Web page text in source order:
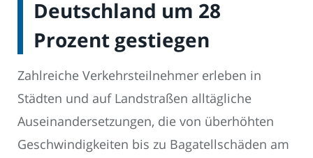
Deutschland um 28
Prozent gestiegen
Zahlreiche Verkehrsteilnehmer erleben in
Städten und auf Landstraßen alltägliche
Auseinandersetzungen, die von überhöhten
Geschwindigkeiten bis zu Bagatellschäden am